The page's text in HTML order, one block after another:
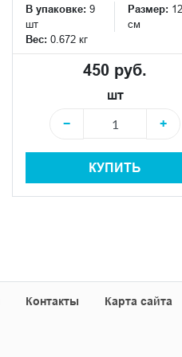
В упаковке: 9
шт
Размер:
см
Вес: 0.672 кг
450 руб.
шт
−
+
КУПИТЬ
Контакты
Карта сайта